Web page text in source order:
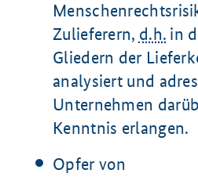
Zulieferern, d.h. in
Gliedern der
analysiert und
Unternehmen
Kenntnis erlangen.
Opfer von